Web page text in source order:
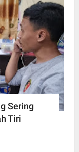
Sering
Tiri